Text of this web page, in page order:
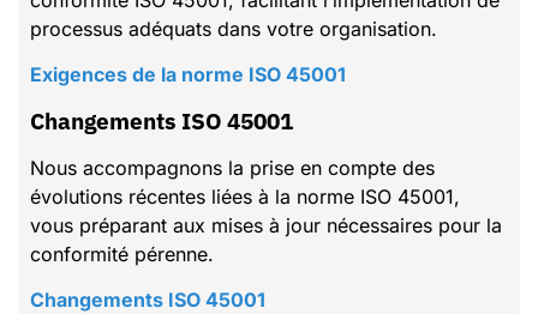
processus adéquats dans votre organisation.
Exigences de la norme ISO 45001
Changements ISO 45001
Nous accompagnons la prise en compte des
évolutions récentes liées à la norme ISO 45001,
vous préparant aux mises à jour nécessaires pour la
conformité pérenne.
Changements ISO 45001